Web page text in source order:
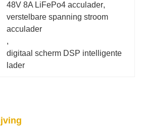
48V 8A LiFePo4 acculader,
verstelbare spanning stroom
acculader
,
digitaal scherm DSP intelligente
lader